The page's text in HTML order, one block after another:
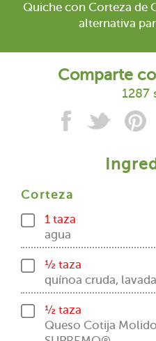
Quiche con Corteza de
alternativa
Comparte
1287
Corteza
1 taza
agua
½ taza
quínoa cruda,
½ taza
Queso Cotija